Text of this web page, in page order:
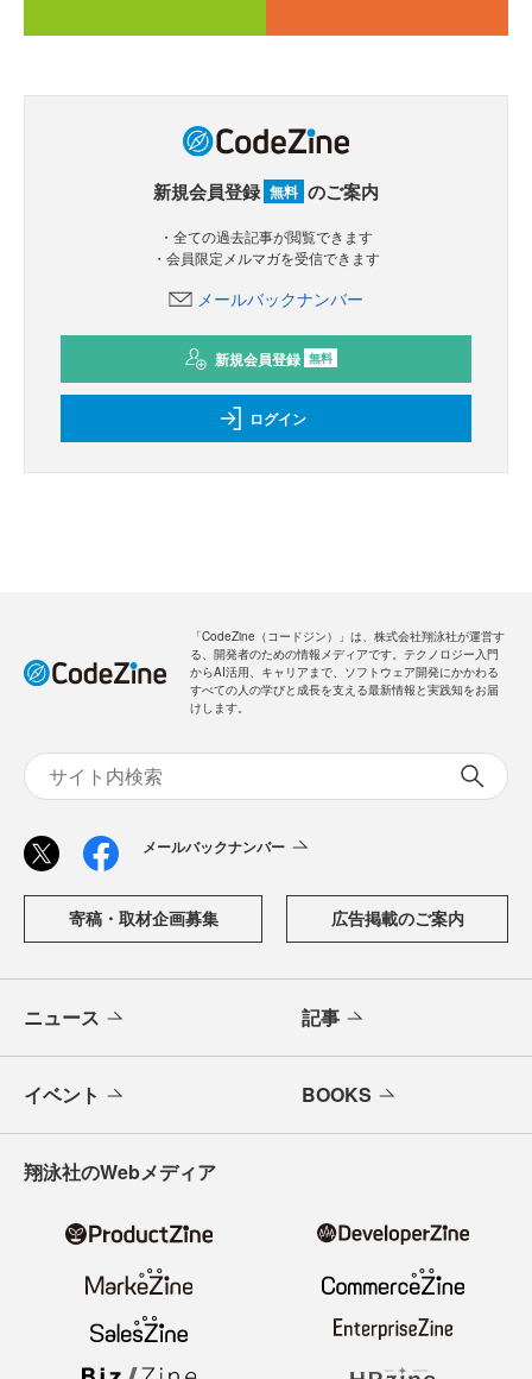
新規会員登録 無料 のご案内
・全ての過去記事が閲覧できます
・会員限定メルマガを受信できます
メールバックナンバー
新規会員登録 無料
ログイン
「CodeZine（コードジン）」は、株式会社翔泳社が運営す
る、開発者のための情報メディアです。テクノロジー入門
からAI活用、キャリアまで、ソフトウェア開発にかかわる
すべての人の学びと成長を支える最新情報と実践知をお届
けします。
メールバックナンバー
寄稿・取材企画募集 広告掲載のご案内
ニュース 記事
イベント BOOKS
翔泳社のWebメディア